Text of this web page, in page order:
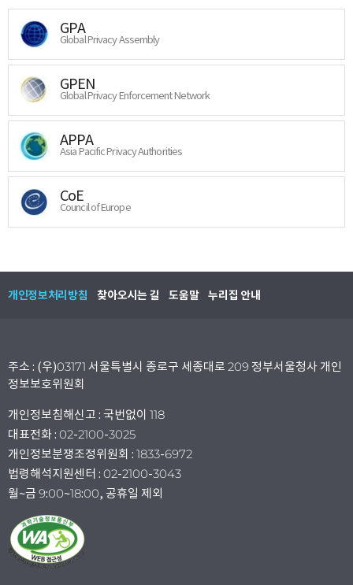
GPA
Global Privacy Assembly
GPEN
Global Privacy Enforcement Network
APPA
Asia Pacific Privacy Authorities
CoE
Council of Europe
개인정보처리방침 찾아오시는 길 도움말 누리집 안내
주소 : (우)03171 서울특별시 종로구 세종대로 209 정부서울청사 개인
정보보호위원회
개인정보침해신고 : 국번없이 118
대표전화 : 02-2100-3025
개인정보분쟁조정위원회 : 1833-6972
법령해석지원센터 : 02-2100-3043
월~금 9:00~18:00, 공휴일 제외